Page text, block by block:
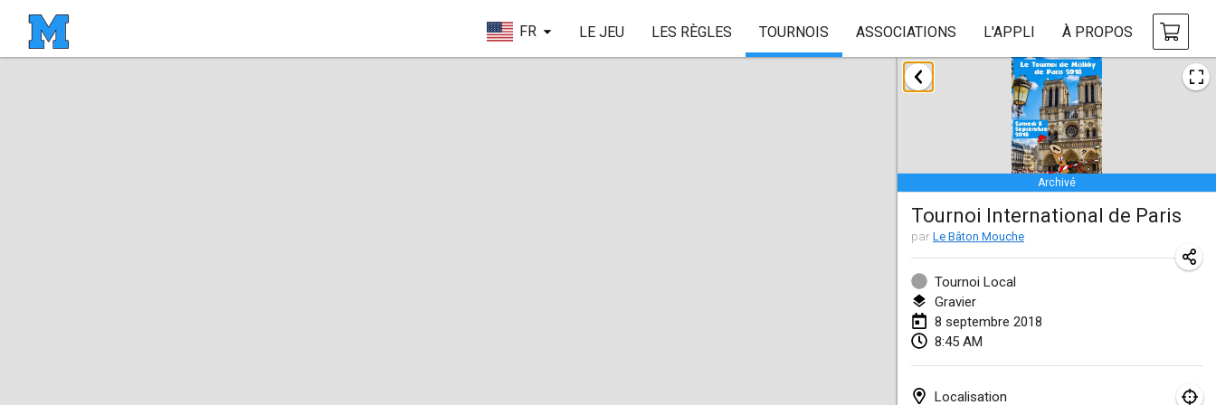
FR LE JEU LES RÈGLES TOURNOIS ASSOCIATIONS L'APPLI À PROPOS
Archivé
Tournoi International de Paris
par Le Bâton Mouche
Tournoi Local
Gravier
8 septembre 2018
8:45 AM
Localisation
janvier 2018
Open des rois de Mölkky
21 janv. 2018|France
Individuel du Garo
21 janv. 2018|France
Tournoi d'Hiver
27 janv. 2018
27 janv. 2018
février 2018